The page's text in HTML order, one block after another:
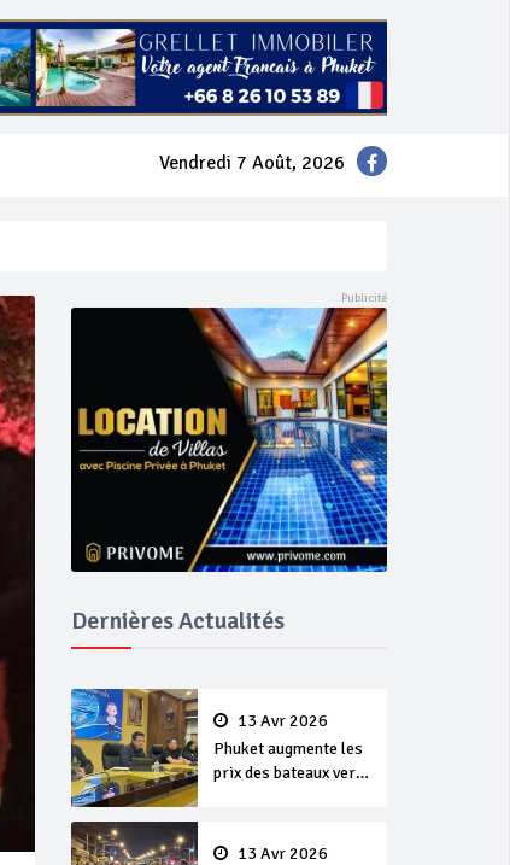
Vendredi 7 Août, 2026
Dernières Actualités
13 Avr 2026
Phuket augmente les
prix des bateaux vers
13 Avr 2026